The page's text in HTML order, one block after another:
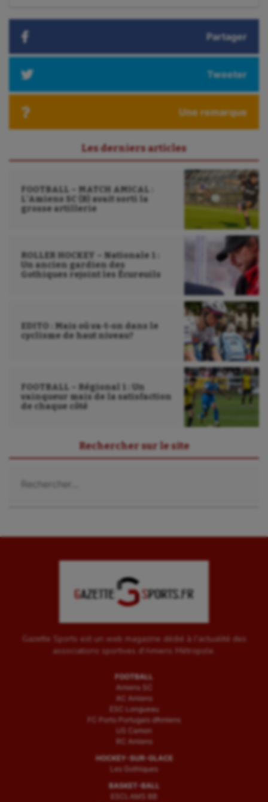
Outdoor
Patinage artistique
Plongée
Roller-derby
Sarbacane
Sport adapté
Sport-entreprise
Tir
Tir à l'arc
Ultimate frisbee
Partager
Tweeter
Une remarque
Les derniers articles
FOOTBALL – MATCH AMICAL :
L’Amiens SC (B) avait sorti la
grosse artillerie
ROLLER HOCKEY – Nationale 1 :
Un ancien gardien des
Gothiques rejoint les Écureuils
EDITO : Mais où va-t-on dans le
cyclisme de haut niveau?
FOOTBALL – Régional 1 : Un
vainqueur mais de la satisfaction
de chaque côté
Rechercher sur le site
Gazette Sports est un web magazine dédié à l'actualité des
associations sportives d'Amiens Métropole.
FOOTBALL
Amiens SC
AC Amiens
ESC Longueau
FC Porto Portugais d’Amiens
US Camon
RC Amiens
HOCKEY-SUR-GLACE
Les Gothiques
BASKET-BALL
ESCLAMS BB